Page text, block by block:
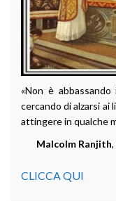
«Non è
cercando di alzarsi ai
attingere in qualche
Malcolm Ranjith
CLICCA QUI